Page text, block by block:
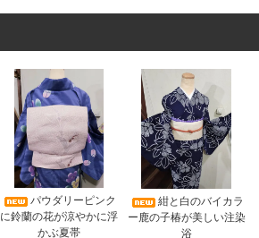
パウダリーピンク
に鈴蘭の花が涼やかに浮
かぶ夏帯
紺と白のバイカラ
ー鹿の子椿が美しい注染
浴